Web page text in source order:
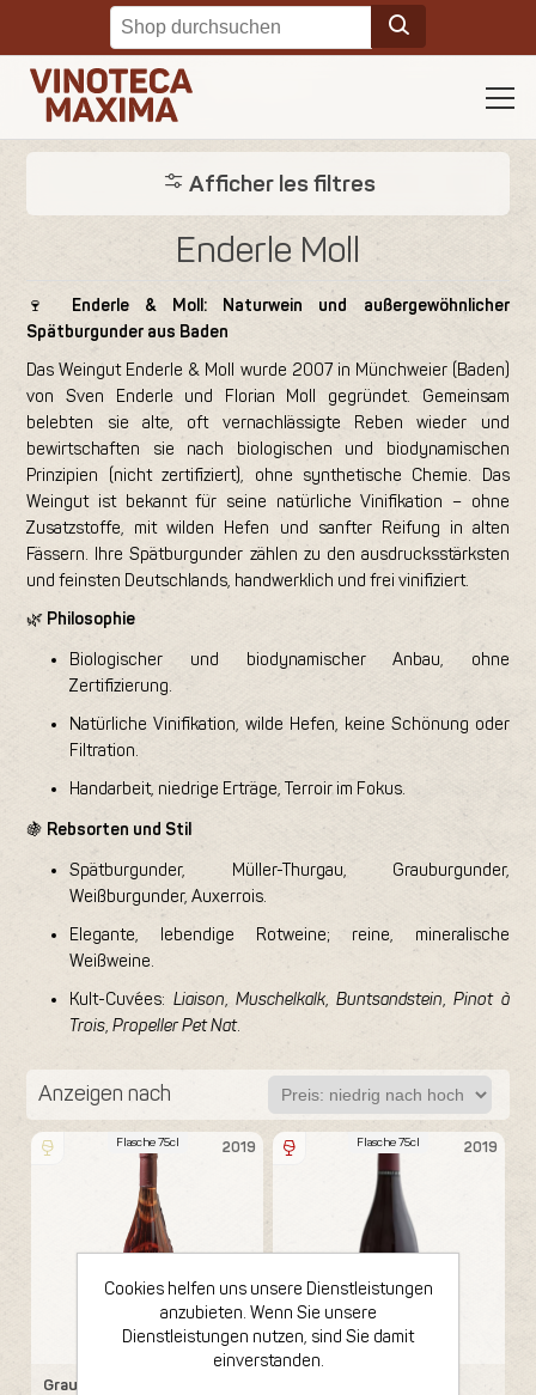
Afficher les filtres
Enderle Moll
🍷
Enderle & Moll: Naturwein und außergewöhnlicher
Spätburgunder aus Baden
Das Weingut Enderle & Moll wurde 2007 in Münchweier (Baden)
von Sven Enderle und Florian Moll gegründet. Gemeinsam
belebten sie alte, oft vernachlässigte Reben wieder und
bewirtschaften sie nach biologischen und biodynamischen
Prinzipien (nicht zertifiziert), ohne synthetische Chemie. Das
Weingut ist bekannt für seine natürliche Vinifikation – ohne
Zusatzstoffe, mit wilden Hefen und sanfter Reifung in alten
Fässern. Ihre Spätburgunder zählen zu den ausdrucksstärksten
und feinsten Deutschlands, handwerklich und frei vinifiziert.
🌿 Philosophie
Biologischer und biodynamischer Anbau, ohne
Zertifizierung.
Natürliche Vinifikation, wilde Hefen, keine Schönung oder
Filtration.
Handarbeit, niedrige Erträge, Terroir im Fokus.
🍇 Rebsorten und Stil
Spätburgunder, Müller-Thurgau, Grauburgunder,
Weißburgunder, Auxerrois.
Elegante, lebendige Rotweine; reine, mineralische
Weißweine.
Kult-Cuvées: Liaison, Muschelkalk,Buntsandstein,Pinot à
Trois,Propeller Pet Nat.
Anzeigen nach
2019
Flasche 75cl
Enderle Moll
Grauburgunder
2019
Flasche 75cl
Enderle Moll
Cookies helfen uns unsere Dienstleistungen
anzubieten. Wenn Sie unsere
Dienstleistungen nutzen, sind Sie damit
einverstanden.